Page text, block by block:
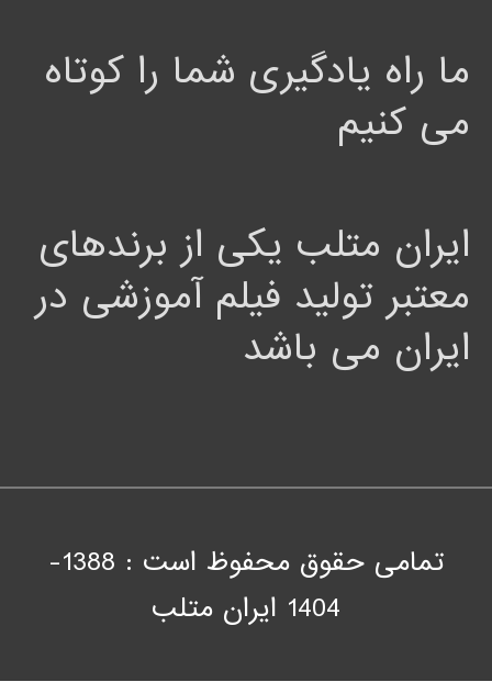
ما راه یادگیری شما را کوتاه
می کنیم
ایران متلب یکی از برندهای
معتبر تولید فیلم آموزشی در
ایران می باشد
تمامی حقوق محفوظ است : 1388-
1404 ايران متلب